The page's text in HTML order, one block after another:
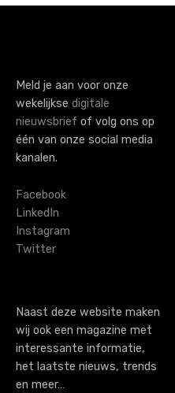
s
n
a
i
g
a
i
o
n
Meld je aan voor onze
wekelijkse digitale
nieuwsbrief of volg ons op
één van onze social media
kanalen.
Facebook
LinkedIn
Instagram
Twitter
Naast deze website maken
wij ook een magazine met
interessante informatie,
het laatste nieuws, trends
en meer…